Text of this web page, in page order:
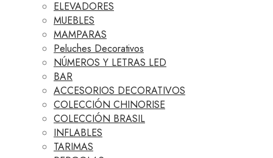
ELEVADORES
MUEBLES
MAMPARAS
Peluches Decorativos
NÚMEROS Y LETRAS LED
BAR
ACCESORIOS DECORATIVOS
COLECCIÓN CHINORISE
COLECCIÓN BRASIL
INFLABLES
TARIMAS